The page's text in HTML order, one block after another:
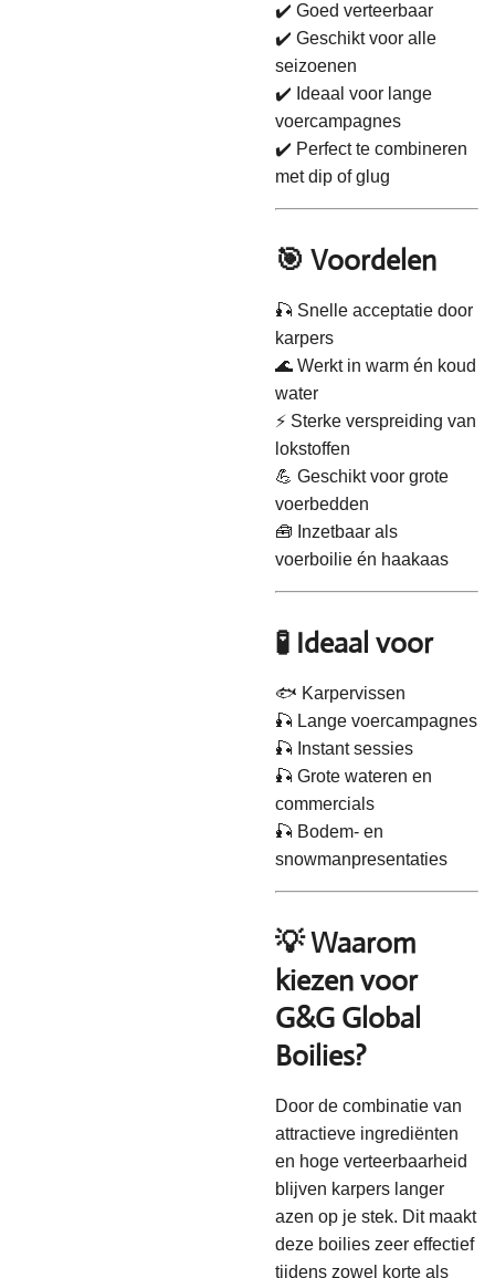
✔️ Goed verteerbaar
✔️ Geschikt voor alle
seizoenen
✔️ Ideaal voor lange
voercampagnes
✔️ Perfect te combineren
met dip of glug
🎯 Voordelen
🎣 Snelle acceptatie door
karpers
🌊 Werkt in warm én koud
water
⚡ Sterke verspreiding van
lokstoffen
💪 Geschikt voor grote
voerbedden
🧰 Inzetbaar als
voerboilie én haakaas
🧪 Ideaal voor
🐟 Karpervissen
🎣 Lange voercampagnes
🎣 Instant sessies
🎣 Grote wateren en
commercials
🎣 Bodem- en
snowmanpresentaties
💡 Waarom
kiezen voor
G&G Global
Boilies?
Door de combinatie van
attractieve ingrediënten
en hoge verteerbaarheid
blijven karpers langer
azen op je stek. Dit maakt
deze boilies zeer effectief
tijdens zowel korte als